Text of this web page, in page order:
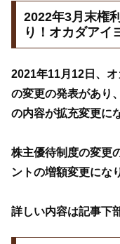
2022年3月末権
り！オカダアイ
2021年11月12日、
の変更の発表があり
の内容が拡充変更に
株主優待制度の変更
ントの増額変更にな
詳しい内容は記事下